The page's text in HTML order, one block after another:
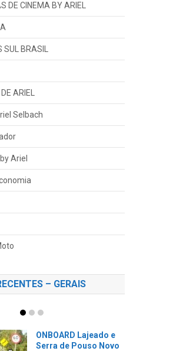
DE CINEMA BY ARIEL
BRASIL
ARIEL
Selbach
Ariel
– GERAIS
ONBOARD Lajeado e
Serra de Pouso Novo